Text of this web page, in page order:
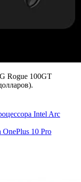
Rogue 100GT
Intel Arc
10 Pro